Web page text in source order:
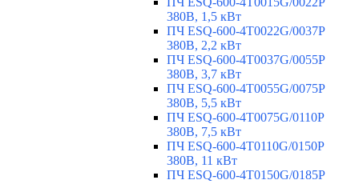
380В, 1,5 кВт
ПЧ ESQ-600-4T0022G/0037P
380В, 2,2 кВт
ПЧ ESQ-600-4T0037G/0055P
380В, 3,7 кВт
ПЧ ESQ-600-4T0055G/0075P
380В, 5,5 кВт
ПЧ ESQ-600-4T0075G/0110P
380В, 7,5 кВт
ПЧ ESQ-600-4T0110G/0150P
380В, 11 кВт
ПЧ ESQ-600-4T0150G/0185P